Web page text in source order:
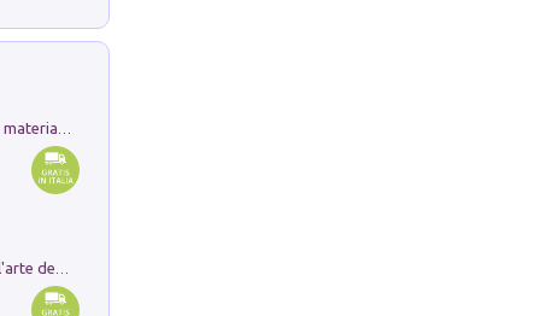
Ricerche dei dottorandi in storia dell'arte della Sapienza